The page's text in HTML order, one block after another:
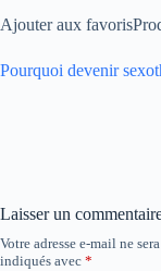
Ajouter aux
Pourquoi devenir
Laisser un
Votre adresse e-mail ne
indiqués avec *